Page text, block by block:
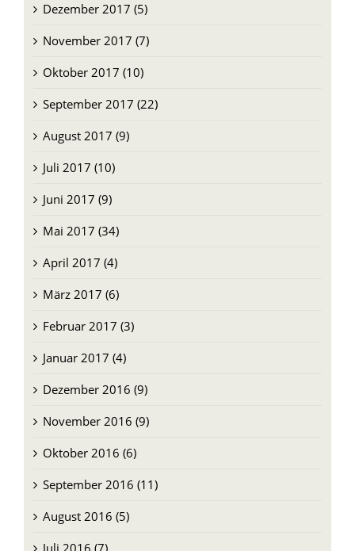
Dezember 2017 (5)
November 2017 (7)
Oktober 2017 (10)
September 2017 (22)
August 2017 (9)
Juli 2017 (10)
Juni 2017 (9)
Mai 2017 (34)
April 2017 (4)
März 2017 (6)
Februar 2017 (3)
Januar 2017 (4)
Dezember 2016 (9)
November 2016 (9)
Oktober 2016 (6)
September 2016 (11)
August 2016 (5)